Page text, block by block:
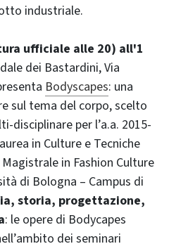
industriale.
ufficiale alle 20) all'1
dei Bastardini, Via
Bodyscapes: una
sul tema del corpo, scelto
disciplinare per l’a.a. 2015-
in Culture e Tecniche
in Fashion Culture
di Bologna – Campus di
storia, progettazione,
: le opere di Bodycapes
dei seminari